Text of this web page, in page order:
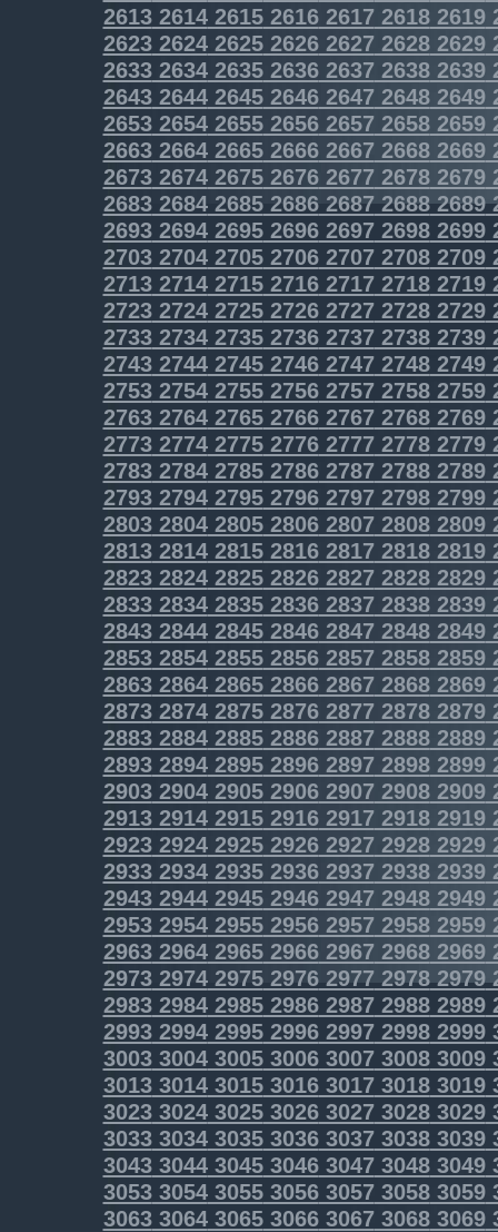
26132614261526162617 26182619
26232624262526262627 26282629
26332634263526362637 26382639
26432644264526462647 26482649
26532654265526562657 26582659
26632664266526662667 26682669
26732674267526762677 26782679
2683268426852686268726882689
2693269426952696269726982699
2703270427052706270727082709
2713271427152716271727182719
2723272427252726272727282729
2733273427352736273727382739
2743274427452746274727482749
2753275427552756275727582759
2763276427652766276727682769
2773277427752776277727782779
2783278427852786278727882789
2793279427952796279727982799
2803280428052806280728082809
2813281428152816281728182819
2823282428252826282728282829
2833283428352836283728382839
2843284428452846284728482849
28532854285528562857 28582859
28632864286528662867 28682869
28732874287528762877 28782879
2883288428852886288728882889
2893289428952896289728982899
2903290429052906290729082909
29132914291529162917 29182919
29232924292529262927 29282929
29332934293529362937 29382939
29432944294529462947 29482949
29532954295529562957 29582959
29632964296529662967 29682969
2973297429752976297729782979
2983298429852986298729882989
2993299429952996299729982999
3003300430053006300730083009
3013301430153016301730183019
3023302430253026302730283029
3033303430353036303730383039
3043304430453046304730483049
3053305430553056305730583059
3063306430653066306730683069